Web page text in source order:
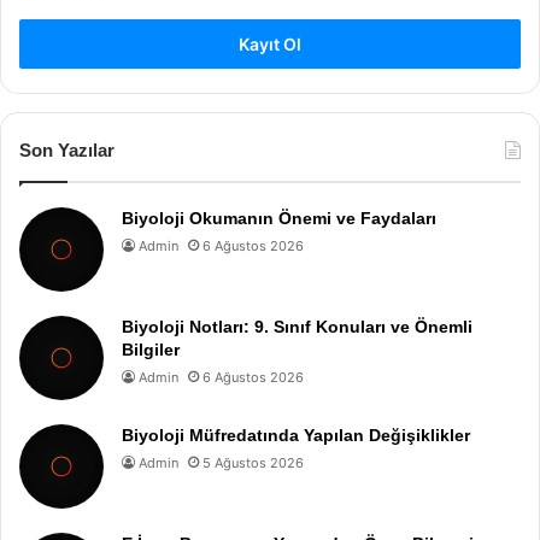
Kayıt Ol
Son Yazılar
Biyoloji Okumanın Önemi ve Faydaları
Admin 6 Ağustos 2026
Biyoloji Notları: 9. Sınıf Konuları ve Önemli
Bilgiler
Admin 6 Ağustos 2026
Biyoloji Müfredatında Yapılan Değişiklikler
Admin 5 Ağustos 2026